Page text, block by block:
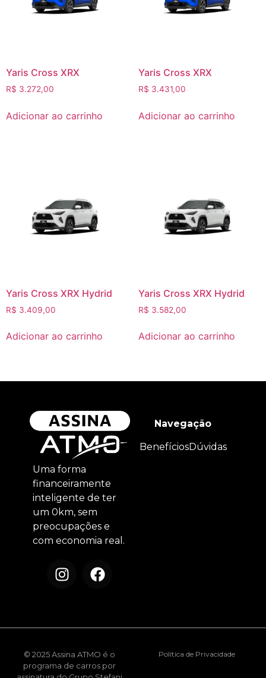
Yaris Cross XRX
R$ 3.272,00
Adicionar ao carrinho
Yaris Cross XRX
R$ 3.431,00
Adicionar ao carrinho
Yaris Cross XRX Hydrid
R$ 3.409,00
Adicionar ao carrinho
Yaris Cross XRX Hydrid
R$ 3.582,00
Adicionar ao carrinho
Uma forma
financeiramente
inteligente de ter
um 0km, sem
preocupações e
com economia real.
Navegação
BenefíciosDúvidas
© 2025 Assina ATMO é o
programa de carros por
Política de Privacidade